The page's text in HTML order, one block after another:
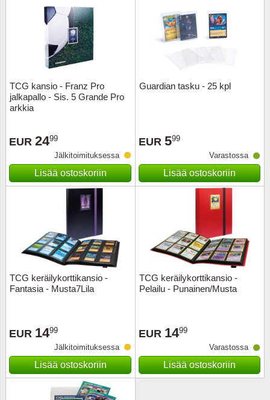
TCG kansio - Franz Pro
jalkapallo - Sis. 5 Grande Pro
arkkia
EUR 2499
Jälkitoimituksessa
Lisää ostoskoriin
Guardian tasku - 25 kpl
EUR 599
Varastossa
Lisää ostoskoriin
TCG keräilykorttikansio -
Fantasia - Musta7Lila
EUR 1499
Jälkitoimituksessa
Lisää ostoskoriin
TCG keräilykorttikansio -
Pelailu - Punainen/Musta
EUR 1499
Varastossa
Lisää ostoskoriin